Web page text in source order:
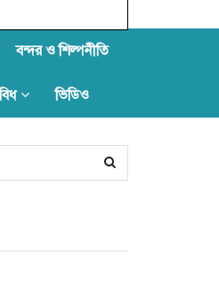
বন্দর ও শিল্পনীতি
ভিডিও